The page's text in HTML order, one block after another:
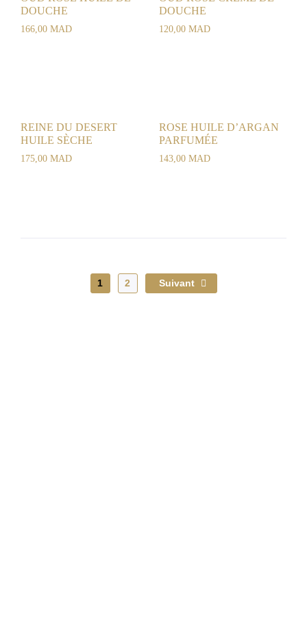
DOUCHE
166,00 MAD
DOUCHE
120,00 MAD
REINE DU DESERT
HUILE SÈCHE
175,00 MAD
ROSE HUILE D’ARGAN
PARFUMÉE
143,00 MAD
1 2 Suivant